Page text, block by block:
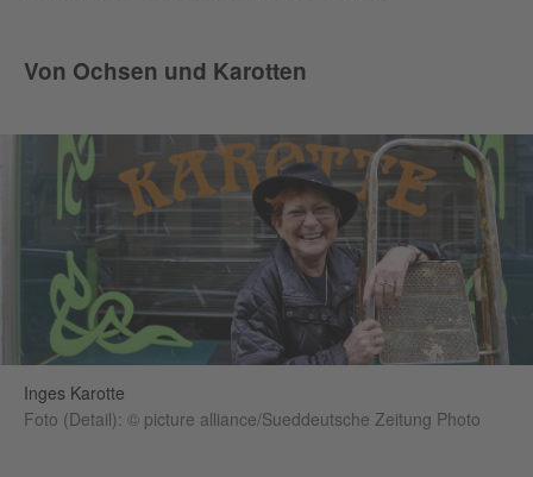
Von Ochsen und Karotten
Inges Karotte
Foto (Detail): © picture alliance/Sueddeutsche Zeitung Photo